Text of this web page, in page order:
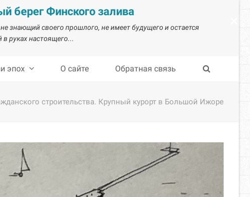
берег Финского залива
знающий своего прошлого, не имеет будущего и остается
в руках настоящего...
эпох О сайте Обратная связь
строительства. Крупный курорт в Большой Ижоре